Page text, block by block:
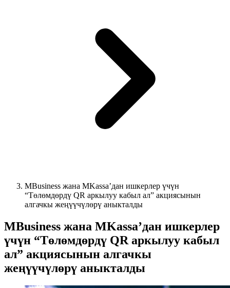
MBusiness жана MKassa’дан ишкерлер үчүн
“Төлөмдөрдү QR аркылуу кабыл ал” акциясынын
алгачкы жеңүүчүлөрү аныкталды
MBusiness жана MKassa’дан ишкерлер
үчүн “Төлөмдөрдү QR аркылуу кабыл
ал” акциясынын алгачкы
жеңүүчүлөрү аныкталды